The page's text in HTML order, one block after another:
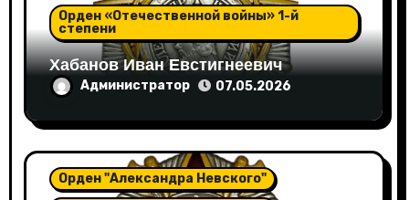
Орден «Отечественной войны» 1-й
степени
Хабанов Иван Евстигнеевич
Администратор 07.05.2026
Орден "Александра Невского"